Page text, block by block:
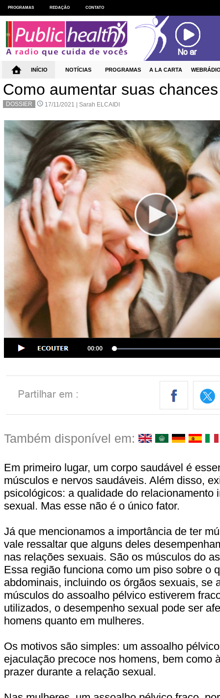
Como aumentar suas
DOSSIER 17/11/2021 | Sarah ELCAIDI
Também disponível em:
Em primeiro lugar, um corpo saudável é
músculos e nervos saudáveis. Além disso,
psicológicos: a qualidade do relacionamento
sexual. Mas esse não é o único fator.
Já que mencionamos a importância de ter
vale ressaltar que alguns deles
nas relações sexuais. São os músculos do
Essa região funciona como um piso sobre o
abdominais, incluindo os órgãos sexuais, se
músculos do assoalho pélvico estiverem
utilizados, o desempenho sexual pode ser
homens quanto em mulheres.
Os motivos são simples: um assoalho
ejaculação precoce nos homens, bem como
prazer durante a relação sexual.
PROGRAMAS REDAÇÃO CONTATO
INÍCIO NOTÍCIAS PROGRAMAS A LA CARTA